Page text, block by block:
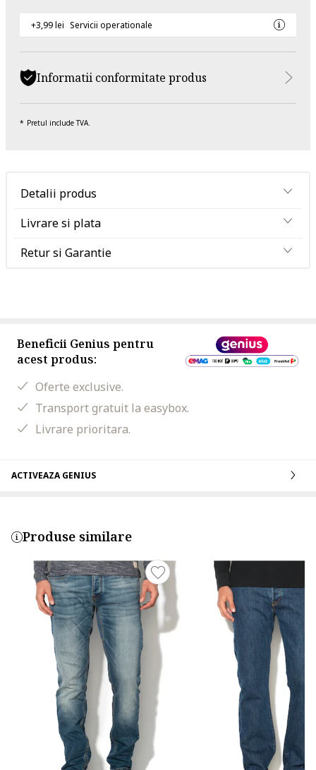
+3,99 lei Servicii operationale
Informatii conformitate produs
Pretul include TVA.
Detalii produs
Livrare si plata
Retur si Garantie
Beneficii Genius pentru
acest produs:
Oferte exclusive.
Transport gratuit la easybox.
Livrare prioritara.
ACTIVEAZA GENIUS
Produse similare